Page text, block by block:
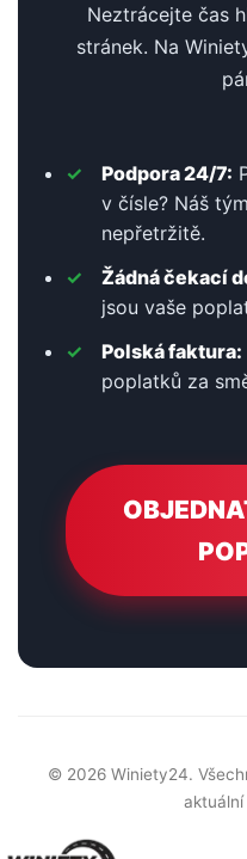
Neztrácejte čas
stránek. Na
Podpora 24/7:
v čísle? Náš
nepřetržitě.
Žádná čekací
jsou vaše
Polská faktura:
poplatků za
© 2026 Winiety24.
aktuální